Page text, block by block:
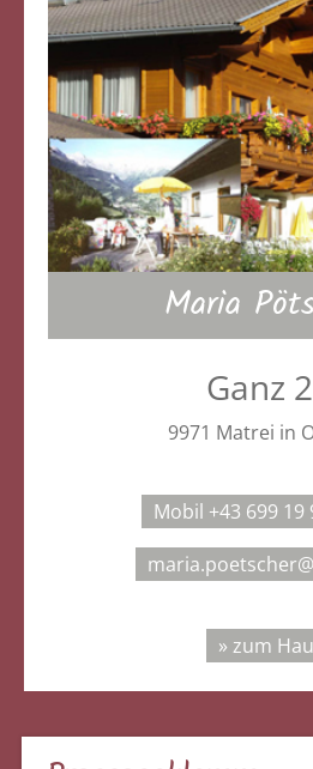
Maria
Ganz
9971 Matrei in
Mobil +43 699 19
» zum